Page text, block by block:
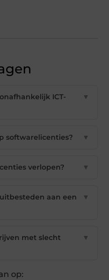
ICT-
▼
softwarelicenties? ▼
verlopen? ▼
aan een
▼
met slecht
▼
op: